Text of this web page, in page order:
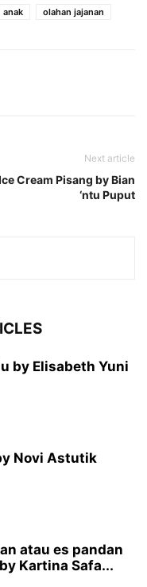
anak olahan jajanan
Next article
Cream Pisang by Bian
‘ntu Puput
by Elisabeth Yuni
Novi Astutik
atau es pandan
Kartina Safa...